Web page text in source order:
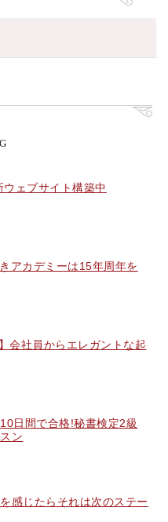
ェブサイト構築中
アカデミーは15年周年を
会社員からエレガントな起
日間で合格!秘書検定2級
ン
感じたらそれは次のステー